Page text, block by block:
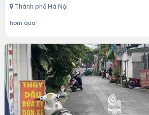
Thành phố Hà Nội
hôm qua